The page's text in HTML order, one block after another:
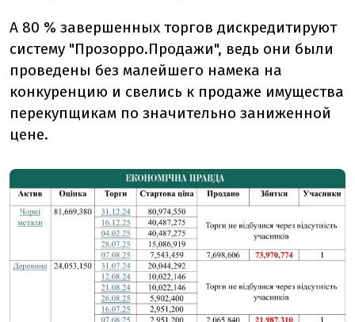
А 80 % завершенных торгов дискредитируют
систему "Прозорро.Продажи", ведь они были
проведены без малейшего намека на
конкуренцию и свелись к продаже имущества
перекупщикам по значительно заниженной
цене.